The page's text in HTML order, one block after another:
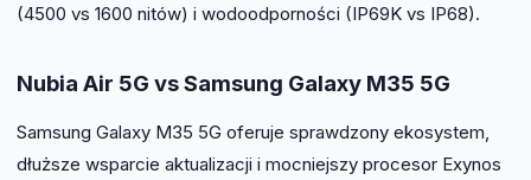
(4500 vs 1600 nitów) i wodoodporności (IP69K vs IP68).
Nubia Air 5G vs Samsung Galaxy M35 5G
Samsung Galaxy M35 5G oferuje sprawdzony ekosystem,
dłuższe wsparcie aktualizacji i mocniejszy procesor Exynos